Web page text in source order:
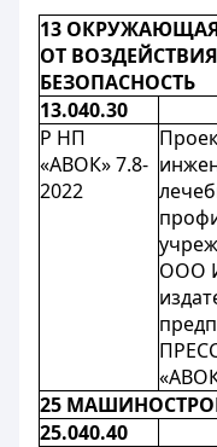
13
ОТ
БЕЗОПАСНОСТЬ
13.040.30
Р НП
«АВОК» 7.8-
2022
ООО
25
25.040.40